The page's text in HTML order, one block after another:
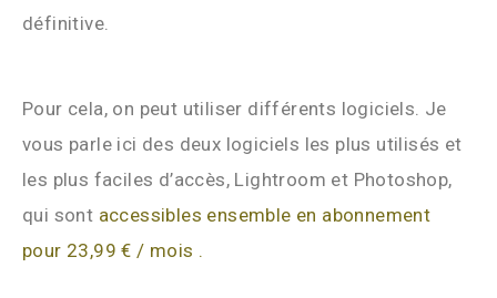
définitive.
Pour cela, on peut utiliser différents logiciels. Je
vous parle ici des deux logiciels les plus utilisés et
les plus faciles d’accès, Lightroom et Photoshop,
qui sont accessibles ensemble en abonnement
pour 23,99 € / mois .